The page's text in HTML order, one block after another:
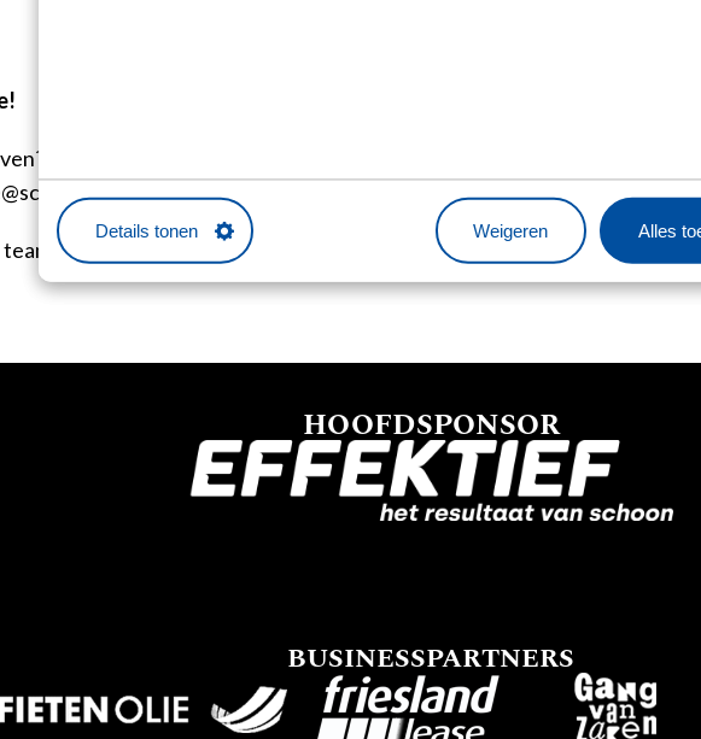
Details tonen Weigeren Alles
Wil je eerst eens zien hoe zo'n dag bij het stadion eruitziet? Meld je
heerenveen.nl en we prikken een datum.
wilt versterken en wil je direct solliciteren? Stuur dan een korte
HOOFDSPONSOR
BUSINESSPARTNERS